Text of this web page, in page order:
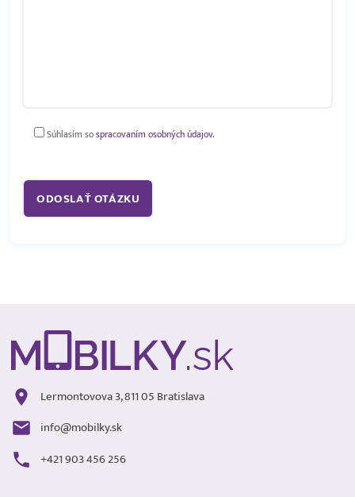
Súhlasím sospracovaním osobných údajov.
Lermontovova 3, 811 05 Bratislava
info@mobilky.sk
+421 903 456 256